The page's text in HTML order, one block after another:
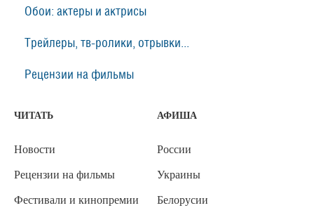
Обои: актеры и актрисы
Трейлеры, тв-ролики, отрывки...
Рецензии на фильмы
ЧИТАТЬ
Новости
Рецензии на фильмы
Фестивали и кинопремии
АФИША
России
Украины
Белорусии